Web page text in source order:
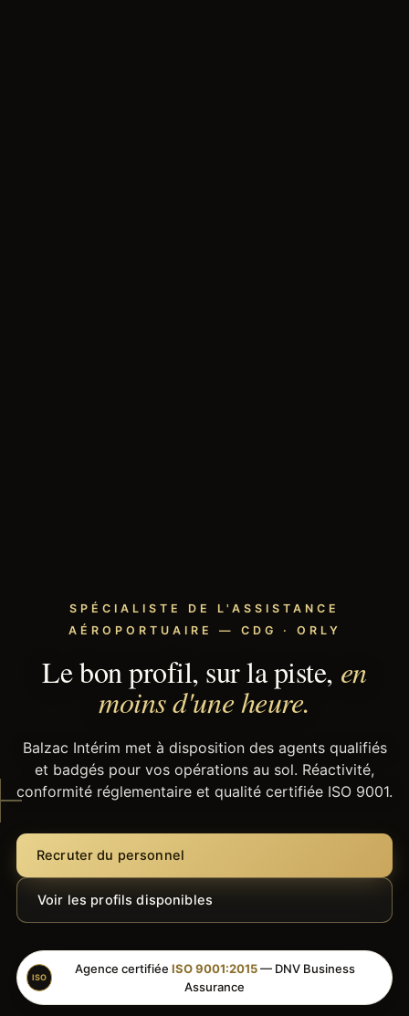
SPÉCIALISTE DE L'ASSISTANCE
AÉROPORTUAIRE — CDG · ORLY
Le bon profil, sur la piste, en
moins d'une heure.
Balzac Intérim met à disposition des agents qualifiés
et badgés pour vos opérations au sol. Réactivité,
conformité réglementaire et qualité certifiée ISO 9001.
Recruter du personnel
Voir les profils disponibles
ISO
Agence certifiée ISO 9001:2015— DNV Business
Assurance